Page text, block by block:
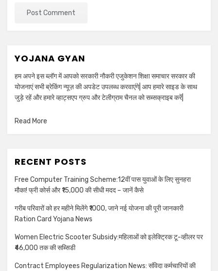
YOJANA GYAN
हम अपने इस ब्लॉग में आपको सरकारी नौकरी एजुकेशन शिक्षा समाचार सरकार की
योजनाएं सभी ब्रेकिंग न्यूज़ की अपडेट उपलब्ध करवाएंगे| आप हमारे साइड के साथ
जुड़े रहें और हमारे व्हाट्सएप ग्रुप और टेलीग्राम चैनल को सब्सक्राइब करें|
Read More
RECENT POSTS
Free Computer Training Scheme:12वीं पास युवाओं के लिए सुनहरा
मौका! फ्री कोर्स और ₹15,000 की सीधी मदद – जानें कैसे
गरीब परिवारों को हर महीने मिलेंगे ₹1000, जाने नई योजना की पूरी जानकारी
Ration Card Yojana News
Women Electric Scooter Subsidy:महिलाओं को इलेक्ट्रिक टू-व्हीलर पर
₹46,000 तक की सब्सिडी
Contract Employees Regularization News: संविदा कर्मचारियों की